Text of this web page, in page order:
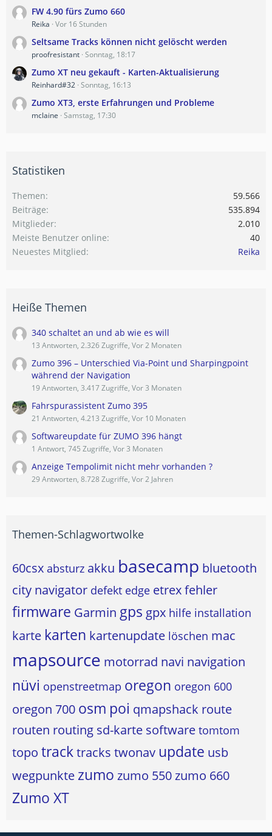
FW 4.90 fürs Zumo 660
Reika Vor 16 Stunden
Seltsame Tracks können nicht gelöscht werden
proofresistant Sonntag, 18:17
Zumo XT neu gekauft - Karten-Aktualisierung
Reinhard#32 Sonntag, 16:13
Zumo XT3, erste Erfahrungen und Probleme
mclaine Samstag, 17:30
Statistiken
Themen
59.566
Beiträge
535.894
Mitglieder
2.010
Meiste Benutzer online
40
Neuestes Mitglied
Reika
Heiße Themen
340 schaltet an und ab wie es will
13 Antworten, 2.326 Zugriffe, Vor 2 Monaten
Zumo 396 – Unterschied Via-Point und Sharpingpoint
während der Navigation
19 Antworten, 3.417 Zugriffe, Vor 3 Monaten
Fahrspurassistent Zumo 395
21 Antworten, 4.213 Zugriffe, Vor 10 Monaten
Softwareupdate für ZUMO 396 hängt
1 Antwort, 745 Zugriffe, Vor 3 Monaten
Anzeige Tempolimit nicht mehr vorhanden ?
29 Antworten, 8.728 Zugriffe, Vor 2 Jahren
Themen-Schlagwortwolke
60csx absturz akku basecamp bluetooth
city navigator defekt edge etrexfehler
firmware Garmin gps gpx hilfe installation
karte karten kartenupdate löschen mac
mapsource motorrad navi navigation
nüvi openstreetmap oregon oregon 600
oregon 700 osm poi qmapshack route
routen routing sd-karte software tomtom
topo tracktracks twonav update usb
wegpunkte zumo zumo 550zumo 660
Zumo XT